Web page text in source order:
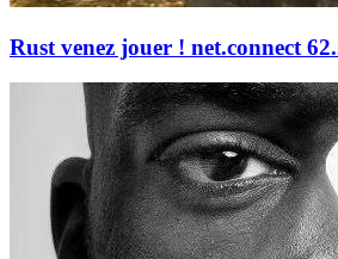
Rust venez jouer ! net.connect